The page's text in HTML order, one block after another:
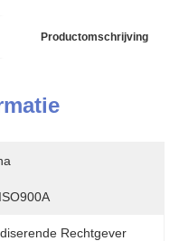
Productomschrijving
Rechtgever